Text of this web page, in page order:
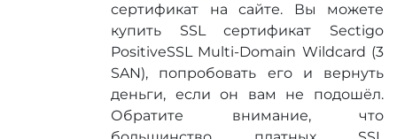
сертификат на сайте. Вы можете
купить SSL сертификат Sectigo
PositiveSSL Multi-Domain Wildcard (3
SAN), попробовать его и вернуть
деньги, если он вам не подошёл.
Обратите внимание, что